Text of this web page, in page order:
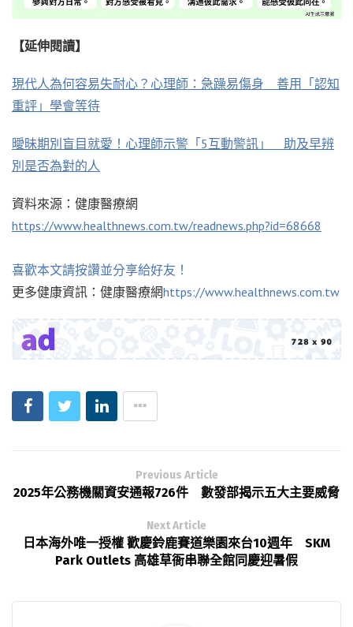
【延伸閱讀】
現代人為何容易失耐心？心理師：急躁易傷身 善用「認知
重評」學會等待
曖昧期別盲目就愛！心理師示警「5互動警訊」 助及早辨
別是否為對的人
資料來源：健康醫療網
https://www.healthnews.com.tw/readnews.php?id=68668
喜歡本文請按讚並分享給好友！
更多健康資訊：健康醫療網https://www.healthnews.com.tw
Previous Article
2025年公務機關資安通報726件 數發部揭示五大主要威脅
Next Article
日本海外唯一授權 歡慶鈴鹿賽道樂園來台10週年 SKM
Park Outlets 高雄草衙串聯全館同慶迎暑假